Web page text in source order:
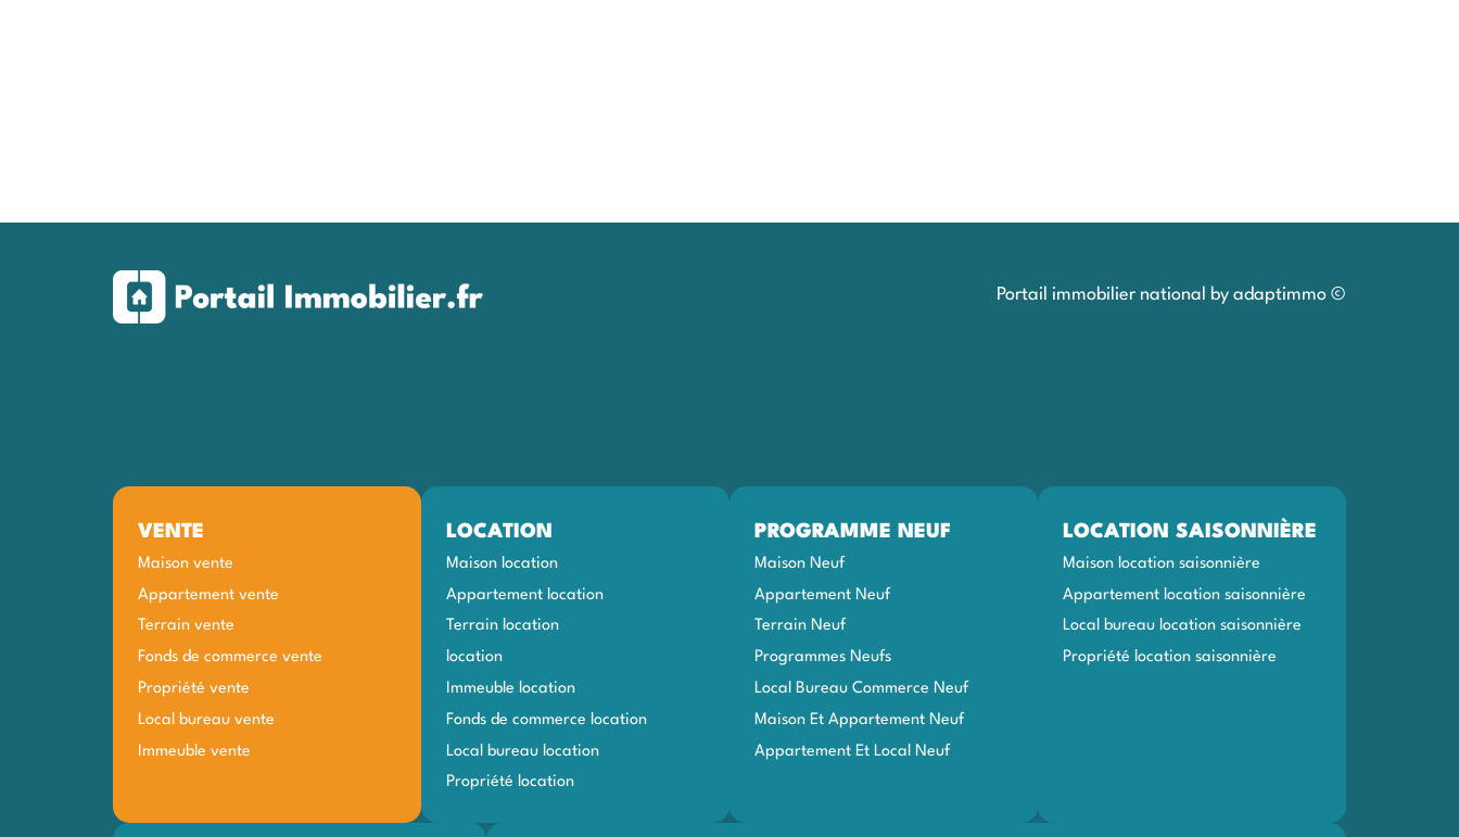
Portail immobilier national by adaptimmo ©
VENTE
Maison vente
Appartement vente
Terrain vente
Local bureau vente
Immeuble vente
Fonds de commerce vente
Propriété vente
LOCATION
Maison location
Appartement location
Terrain location
Local bureau location
Propriété location
location
Immeuble location
Fonds de commerce location
PROGRAMME NEUF
Programmes Neufs
Appartement Neuf
Maison Neuf
Local Bureau Commerce Neuf
Terrain Neuf
Maison Et Appartement Neuf
Appartement Et Local Neuf
LOCATION SAISONNIÈRE
Maison location saisonnière
Appartement location saisonnière
Local bureau location saisonnière
Propriété location saisonnière